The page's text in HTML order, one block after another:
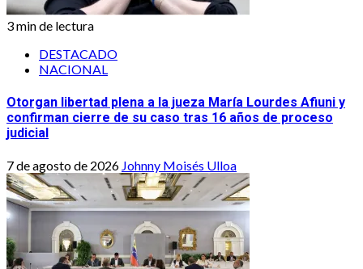
3 min de lectura
DESTACADO
NACIONAL
Otorgan libertad plena a la jueza María Lourdes Afiuni y
confirman cierre de su caso tras 16 años de proceso
judicial
7 de agosto de 2026 Johnny Moisés Ulloa